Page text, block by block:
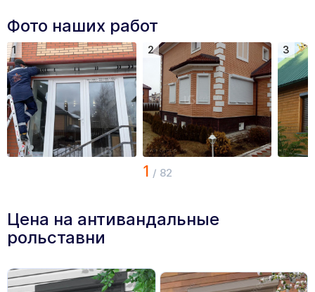
Фото наших работ
1 2 3
1 / 82
Цена на антивандальные
рольставни